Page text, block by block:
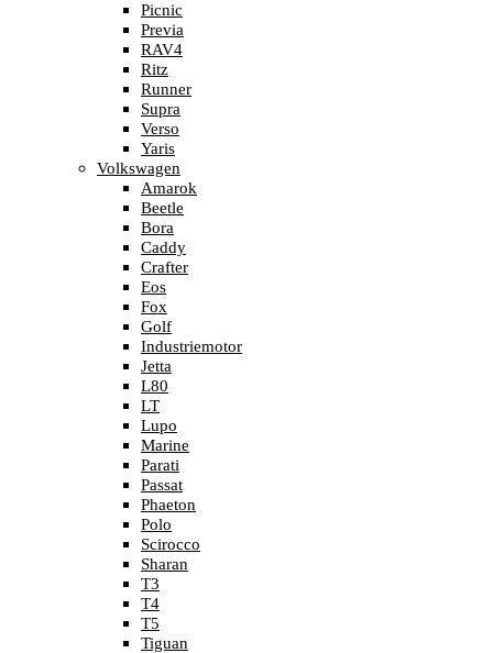
Picnic
Previa
RAV4
Ritz
Runner
Supra
Verso
Yaris
Volkswagen
Amarok
Beetle
Bora
Caddy
Crafter
Eos
Fox
Golf
Industriemotor
Jetta
L80
LT
Lupo
Marine
Parati
Passat
Phaeton
Polo
Scirocco
Sharan
T3
T4
T5
Tiguan